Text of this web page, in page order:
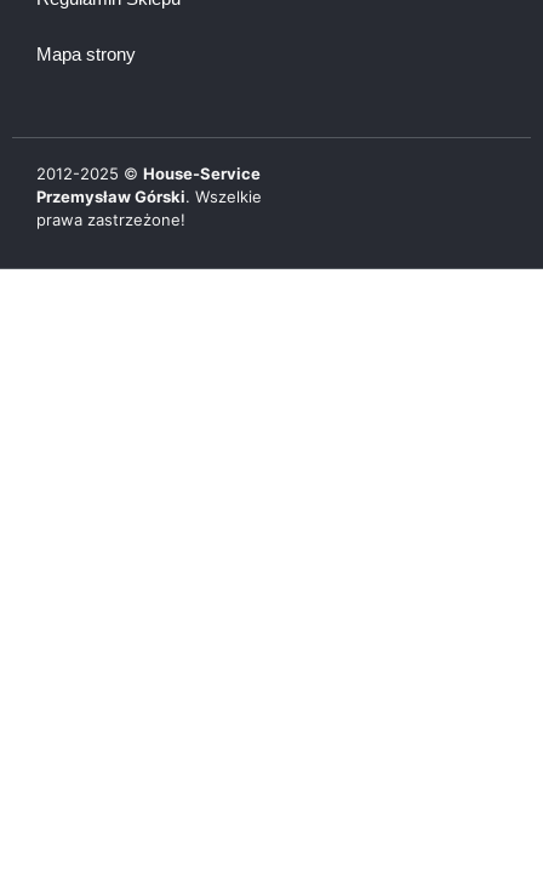
Mapa strony
2012-2025 © House-Service
Przemysław Górski. Wszelkie
prawa zastrzeżone!